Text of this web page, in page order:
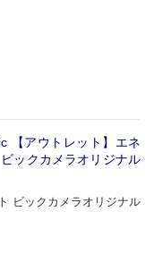
【アウトレット】エネ
ックカメラオリジナル
ビックカメラオリジナル